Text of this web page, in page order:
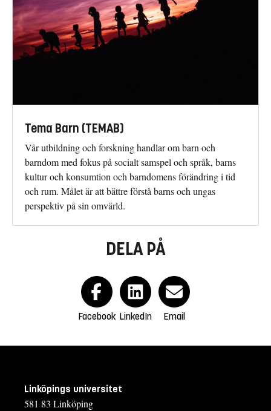
Tema Barn (TEMAB)
Vår utbildning och forskning handlar om barn och
barndom med fokus på socialt samspel och språk, barns
kultur och konsumtion och barndomens förändring i tid
och rum. Målet är att bättre förstå barns och ungas
perspektiv på sin omvärld.
DELA PÅ
Facebook LinkedIn Email
Linköpings universitet
581 83 Linköping